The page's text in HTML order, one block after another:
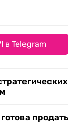
в Telegram
продать